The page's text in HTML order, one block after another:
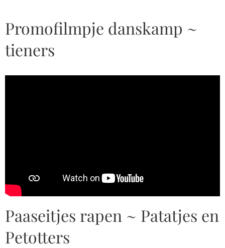
Promofilmpje danskamp ~
tieners
Paaseitjes rapen ~ Patatjes en
Petotters